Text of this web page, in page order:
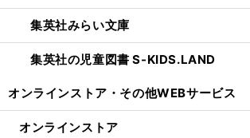
集英社みらい文庫
集英社の児童図書 S-KIDS.LAND
オンラインストア・ その他WEBサービス
オンラインストア